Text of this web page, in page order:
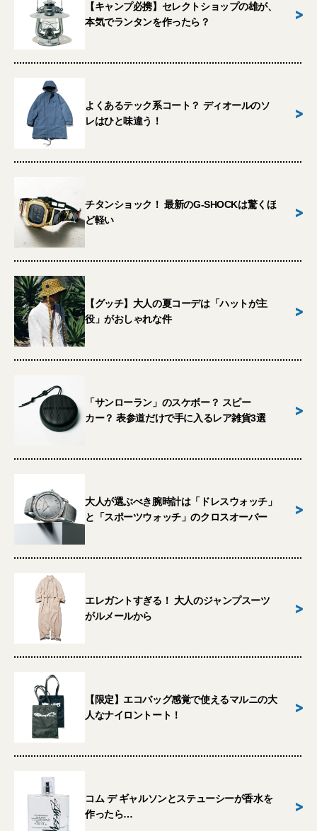
【キャンプ必携】セレクトショップの雄が、
本気でランタンを作ったら？
>
よくあるテック系コート？ ディオールのソ
レはひと味違う！
>
チタンショック！ 最新のG-SHOCKは驚くほ
ど軽い
>
【グッチ】大人の夏コーデは「ハットが主
役」がおしゃれな件
>
「サンローラン」のスケボー？ スピー
カー？ 表参道だけで手に入るレア雑貨3選
>
大人が選ぶべき腕時計は「ドレスウォッチ」
と「スポーツウォッチ」のクロスオーバー
>
エレガントすぎる！ 大人のジャンプスーツ
がルメールから
>
【限定】エコバッグ感覚で使えるマルニの大
人なナイロントート！
>
コム デ ギャルソンとステューシーが香水を
作ったら…
>